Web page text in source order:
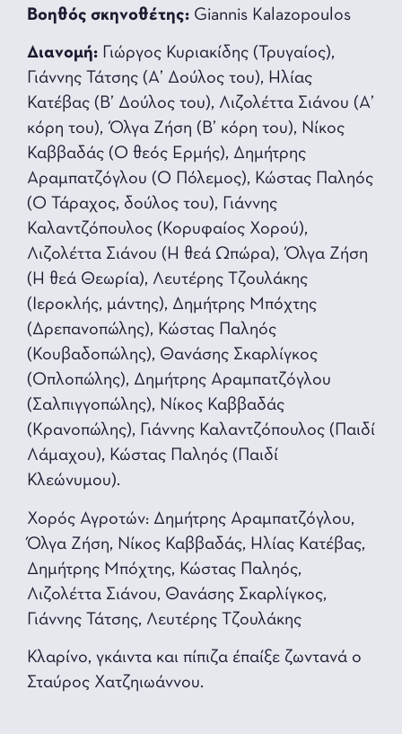
Βοηθός σκηνοθέτης: Giannis Kalazopoulos
Διανομή: Γιώργος Κυριακίδης (Τρυγαίος),
Γιάννης Τάτσης (Α’ Δούλος του), Ηλίας
Κατέβας (Β’ Δούλος του), Λιζολέττα Σιάνου (Α’
κόρη του), Όλγα Ζήση (Β’ κόρη του), Νίκος
Καββαδάς (Ο θεός Ερμής), Δημήτρης
Αραμπατζόγλου (Ο Πόλεμος), Κώστας Παληός
(Ο Τάραχος, δούλος του), Γιάννης
Καλαντζόπουλος (Κορυφαίος Χορού),
Λιζολέττα Σιάνου (Η θεά Ωπώρα), Όλγα Ζήση
(Η θεά Θεωρία), Λευτέρης Τζουλάκης
(Ιεροκλής, μάντης), Δημήτρης Μπόχτης
(Δρεπανοπώλης), Κώστας Παληός
(Koυβαδoπώλης), Θανάσης Σκαρλίγκος
(Οπλοπώλης), Δημήτρης Αραμπατζόγλου
(Σαλπιγγοπώλης), Νίκος Καββαδάς
(Κρανοπώλης), Γιάννης Καλαντζόπουλος (Παιδί
Λάμαχου), Κώστας Παληός (Παιδί
Κλεώνυμου).
Χορός Αγροτών: Δημήτρης Αραμπατζόγλου,
Όλγα Ζήση, Νίκος Καββαδάς, Ηλίας Κατέβας,
Δημήτρης Μπόχτης, Κώστας Παληός,
Λιζολέττα Σιάνου, Θανάσης Σκαρλίγκος,
Γιάννης Τάτσης, Λευτέρης Τζουλάκης
Κλαρίνο, γκάιντα και πίπιζα έπαίξε ζωντανά ο
Σταύρος Χατζηιωάννου.